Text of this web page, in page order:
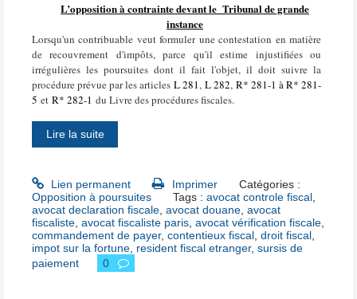
L’opposition à contrainte devant le Tribunal de grande
instance
Lorsqu'un contribuable veut formuler une contestation en matière
de recouvrement d'impôts, parce qu'il estime injustifiées ou
irrégulières les poursuites dont il fait l'objet, il doit suivre la
procédure prévue par les articles L 281, L 282, R* 281-1 à R* 281-
5 et R* 282-1 du Livre des procédures fiscales.
Lire la suite
Lien permanent Imprimer
Catégories :
Opposition à poursuites
Tags :avocat controle fiscal,
avocat declaration fiscale, avocat douane, avocat
fiscaliste, avocat fiscaliste paris, avocat vérification fiscale,
commandement de payer, contentieux fiscal, droit fiscal,
impot sur la fortune, resident fiscal etranger, sursis de
paiement
0